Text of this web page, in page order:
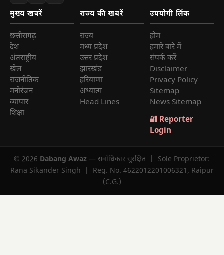
मुख्य खबरें
छत्तीसगढ़
देश
अंतराष्ट्रीय
खेल
राजनीतिक
मनोरंजन
व्यापार
शिक्षा
राज्य की खबरें
राज्य
मध्य प्रदेश
उत्तर प्रदेश
झारखंड
हरियाणा
अध्यात्म
Head Lines
उपयोगी लिंक
होम
हमारे बारे में
संपर्क करें
Disclaimer
Privacy Policy
Sitemap
News Sitemap
🔐 Reporter
Login
© 2026 Dabang Awaz — सर्वाधिकार सुरक्षित | Sole Proprietor:
Rana Sikander Singh | Reg. No. 4622012201006321, Raipur
(C.G.)